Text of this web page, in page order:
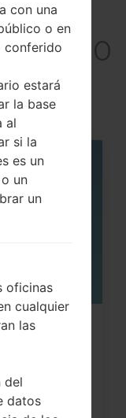
de fábrica
con una
o en
conferido
estará
la base
al
si la
es un
un
un
oficinas
cualquier
las
del
datos